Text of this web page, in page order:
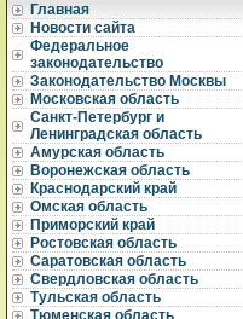
Главная
Новости сайта
Федеральное
законодательство
Законодательство Москвы
Московская область
Санкт-Петербург и
Ленинградская область
Амурская область
Воронежская область
Краснодарский край
Омская область
Приморский край
Ростовская область
Саратовская область
Свердловская область
Тульская область
Тюменская область